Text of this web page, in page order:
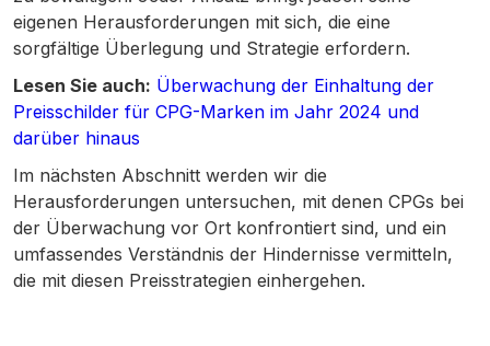
eigenen Herausforderungen mit sich, die eine
sorgfältige Überlegung und Strategie erfordern.
Lesen Sie auch: Überwachung der Einhaltung der
Preisschilder für CPG-Marken im Jahr 2024 und
darüber hinaus
Im nächsten Abschnitt werden wir die
Herausforderungen untersuchen, mit denen CPGs bei
der Überwachung vor Ort konfrontiert sind, und ein
umfassendes Verständnis der Hindernisse vermitteln,
die mit diesen Preisstrategien einhergehen.